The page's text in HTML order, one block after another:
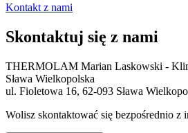
Kontakt z nami
Skontaktuj się z nami
THERMOLAM Marian Laskowski -
Sława Wielkopolska
ul. Fioletowa 16, 62-093 Sława
Wolisz skontaktować się bezpośrednio z